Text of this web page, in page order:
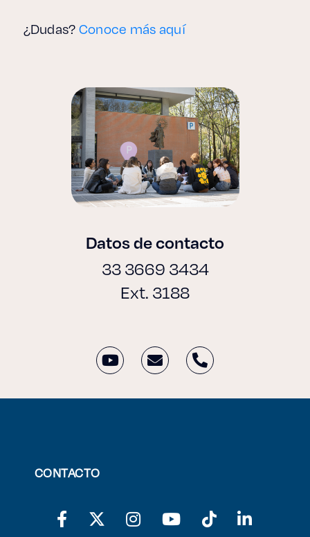
¿Dudas?Conoce más aquí
Datos de contacto
33 3669 3434
Ext. 3188
CONTACTO